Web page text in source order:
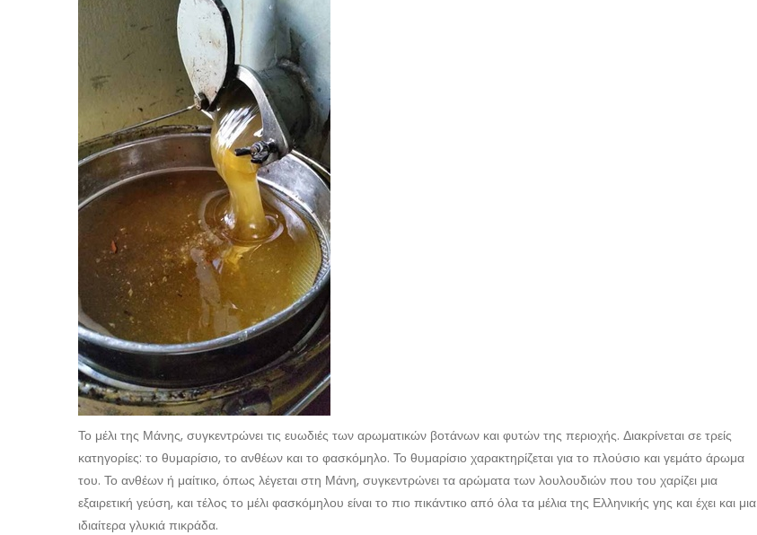
Το μέλι της Μάνης, συγκεντρώνει τις ευωδιές των αρωματικών βοτάνων και φυτών της περιοχής. Διακρίνεται σε τρείς
κατηγορίες: το θυμαρίσιο, το ανθέων και το φασκόμηλο. Το θυμαρίσιο χαρακτηρίζεται για το πλούσιο και γεμάτο άρωμα
του. Το ανθέων ή μαίτικο, όπως λέγεται στη Μάνη, συγκεντρώνει τα αρώματα των λουλουδιών που του χαρίζει μια
εξαιρετική γεύση, και τέλος το μέλι φασκόμηλου είναι το πιο πικάντικο από όλα τα μέλια της Ελληνικής γης και έχει και μια
ιδιαίτερα γλυκιά πικράδα.